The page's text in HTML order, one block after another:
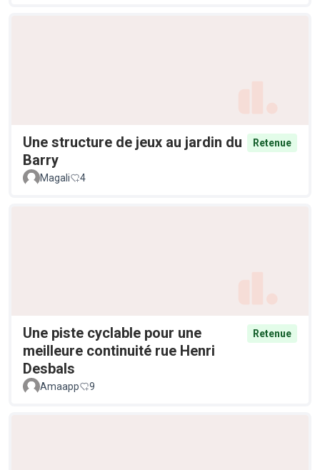
Une structure de jeux au jardin du
Barry
Retenue
Magali 4
Une piste cyclable pour une
meilleure continuité rue Henri
Desbals
Retenue
Amaapp 9